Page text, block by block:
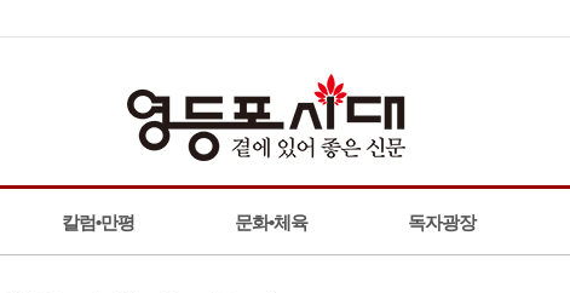
칼럼•만평 문화•체육 독자광장